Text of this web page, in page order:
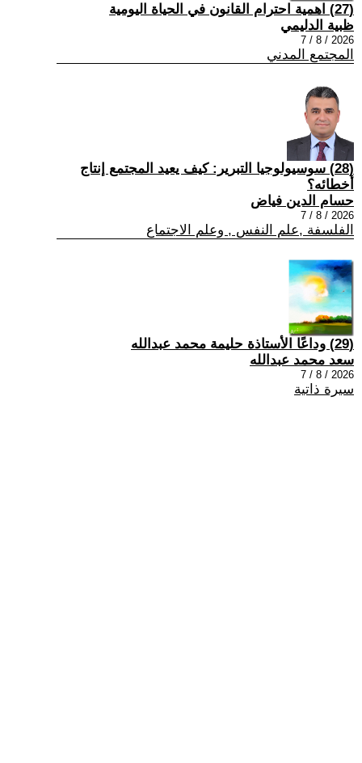
(27) اهمية احترام القانون في الحياة اليومية
ظبية الدليمي
2026 / 8 / 7
المجتمع المدني
(28) سوسيولوجيا التبرير: كيف يعيد المجتمع إنتاج
أخطائه؟
حسام الدين فياض
2026 / 8 / 7
الفلسفة ,علم النفس , وعلم الاجتماع
(29) وداعًا الأستاذة حليمة محمد عبدالله
سعد محمد عبدالله
2026 / 8 / 7
سيرة ذاتية